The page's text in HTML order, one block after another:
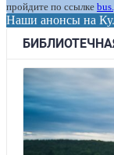
пройдите по ссылке
Наши анонсы на